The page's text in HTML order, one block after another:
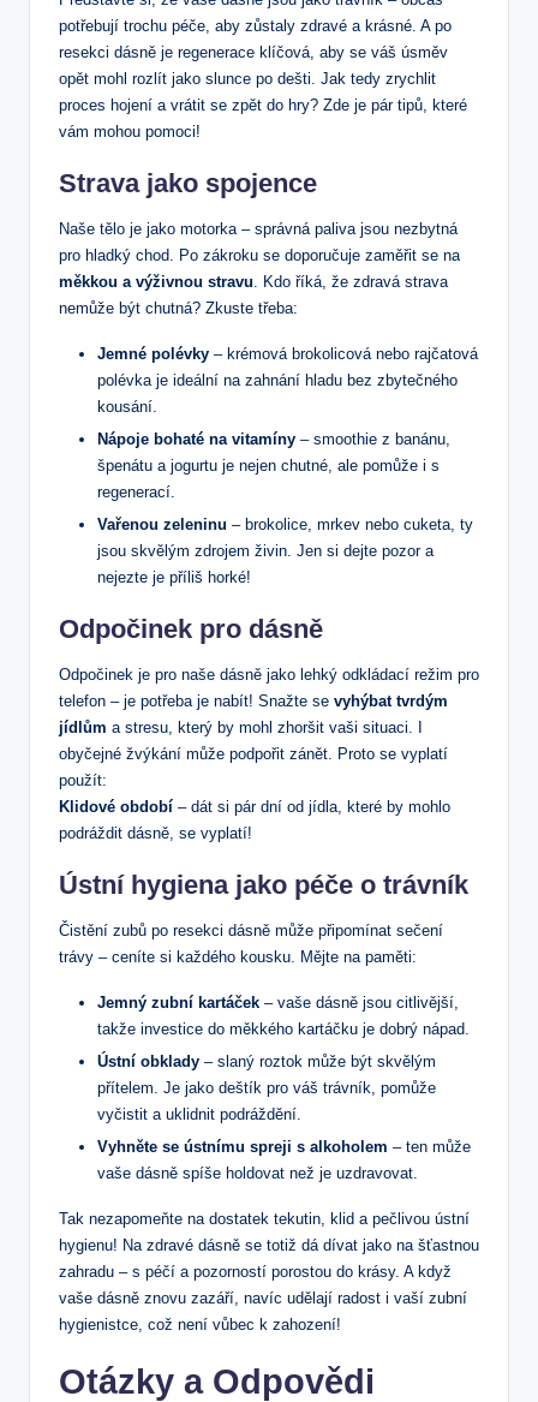
potřebují trochu péče, aby zůstaly zdravé a krásné. A po
resekci dásně je regenerace klíčová, aby se váš úsměv
opět mohl rozlít jako slunce po dešti. Jak tedy zrychlit
proces hojení a vrátit se zpět do hry? Zde je pár tipů, které
vám mohou pomoci!
Strava jako spojence
Naše tělo je jako motorka – správná paliva jsou nezbytná
pro hladký chod. Po zákroku se doporučuje zaměřit se na
měkkou a výživnou stravu . Kdo říká, že zdravá strava
nemůže být chutná? Zkuste třeba:
Jemné polévky – krémová brokolicová nebo rajčatová
polévka je ideální na zahnání hladu bez zbytečného
kousání.
Nápoje bohaté na vitamíny – smoothie z banánu,
špenátu a jogurtu je nejen chutné, ale pomůže i s
regenerací.
Vařenou zeleninu – brokolice, mrkev nebo cuketa, ty
jsou skvělým zdrojem živin. Jen si dejte pozor a
nejezte je příliš horké!
Odpočinek pro dásně
Odpočinek je pro naše dásně jako lehký odkládací režim pro
telefon – je potřeba je nabít! Snažte se vyhýbat tvrdým
jídlům a stresu, který by mohl zhoršit vaši situaci. I
obyčejné žvýkání může podpořit zánět. Proto se vyplatí
použít:
Klidové období – dát si pár dní od jídla, které by mohlo
podráždit dásně, se vyplatí!
Ústní hygiena jako péče o trávník
Čistění zubů po resekci dásně může připomínat sečení
trávy – ceníte si každého kousku. Mějte na paměti:
Jemný zubní kartáček – vaše dásně jsou citlivější,
takže investice do měkkého kartáčku je dobrý nápad.
Ústní obklady – slaný roztok může být skvělým
přítelem. Je jako deštík pro váš trávník, pomůže
vyčistit a uklidnit podráždění.
Vyhněte se ústnímu spreji s alkoholem – ten může
vaše dásně spíše holdovat než je uzdravovat.
Tak nezapomeňte na dostatek tekutin, klid a pečlivou ústní
hygienu! Na zdravé dásně se totiž dá dívat jako na šťastnou
zahradu – s péčí a pozorností porostou do krásy. A když
vaše dásně znovu zazáří, navíc udělají radost i vaší zubní
hygienistce, což není vůbec k zahození!
Otázky a Odpovědi